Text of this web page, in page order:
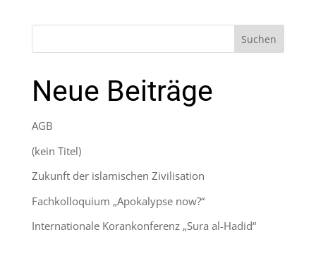
29,80 €14,99 €.
Suchen
Neue Beiträge
AGB
(kein Titel)
Zukunft der islamischen Zivilisation
Fachkolloquium „Apokalypse now?“
Internationale Korankonferenz „Sura al-Hadid“